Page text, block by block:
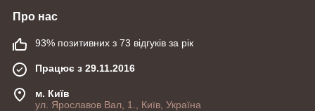
Про нас
93% позитивних з 73 відгуків за рік
Працює з 29.11.2016
м. Київ
ул. Ярославов Вал, 1., Київ, Україна